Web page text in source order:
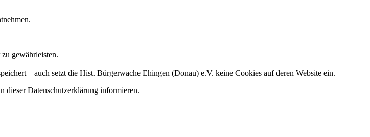
gewährleisten.
– auch setzt die Hist. Bürgerwache Ehingen (Donau) e.V. keine Cookies auf deren Website ein.
dieser Datenschutzerklärung informieren.